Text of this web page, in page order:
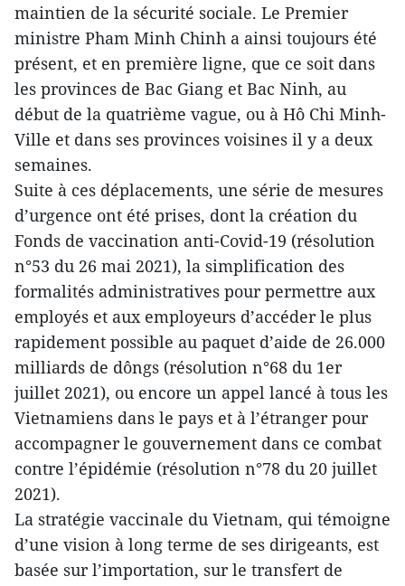
maintien de la sécurité sociale. Le Premier
ministre Pham Minh Chinh a ainsi toujours été
présent, et en première ligne, que ce soit dans
les provinces de Bac Giang et Bac Ninh, au
début de la quatrième vague, ou à Hô Chi Minh-
Ville et dans ses provinces voisines il y a deux
semaines.
Suite à ces déplacements, une série de mesures
d’urgence ont été prises, dont la création du
Fonds de vaccination anti-Covid-19 (résolution
n°53 du 26 mai 2021), la simplification des
formalités administratives pour permettre aux
employés et aux employeurs d’accéder le plus
rapidement possible au paquet d’aide de 26.000
milliards de dôngs (résolution n°68 du 1er
juillet 2021), ou encore un appel lancé à tous les
Vietnamiens dans le pays et à l’étranger pour
accompagner le gouvernement dans ce combat
contre l’épidémie (résolution n°78 du 20 juillet
2021).
La stratégie vaccinale du Vietnam, qui témoigne
d’une vision à long terme de ses dirigeants, est
basée sur l’importation, sur le transfert de